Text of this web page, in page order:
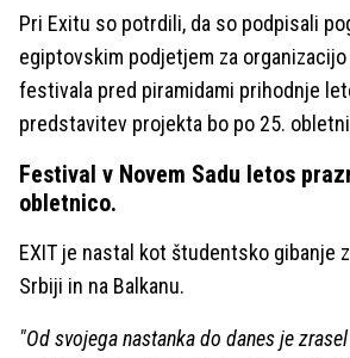
Pri Exitu so potrdili, da so podpisali
egiptovskim podjetjem za
festivala pred piramidami prihodnje
predstavitev projekta bo po 25.
Festival v Novem Sadu letos
obletnico.
EXIT je nastal kot študentsko gibanje
Srbiji in na Balkanu.
"Od svojega nastanka do danes je